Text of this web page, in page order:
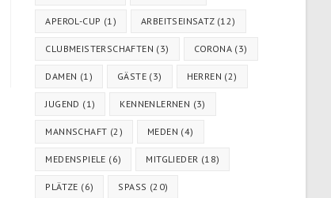
APEROL-CUP (1) ARBEITSEINSATZ(12)
CLUBMEISTERSCHAFTEN (3) CORONA (3)
DAMEN (1) GÄSTE (3) HERREN (2)
JUGEND (1) KENNENLERNEN (3)
MANNSCHAFT (2) MEDEN (4)
MEDENSPIELE (6) MITGLIEDER (18)
PLÄTZE (6) SPASS (20)